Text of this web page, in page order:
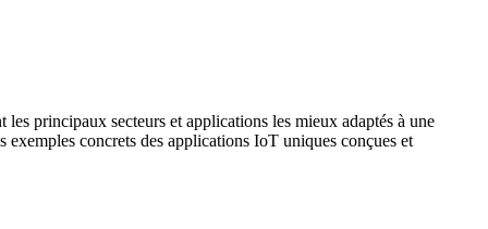
principaux secteurs et applications les mieux adaptés à une
concrets des applications IoT uniques conçues et